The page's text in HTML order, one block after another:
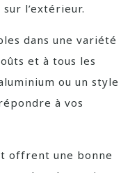
l’extérieur.
dans une variété
et à tous les
ou un style
à vos
offrent une bonne